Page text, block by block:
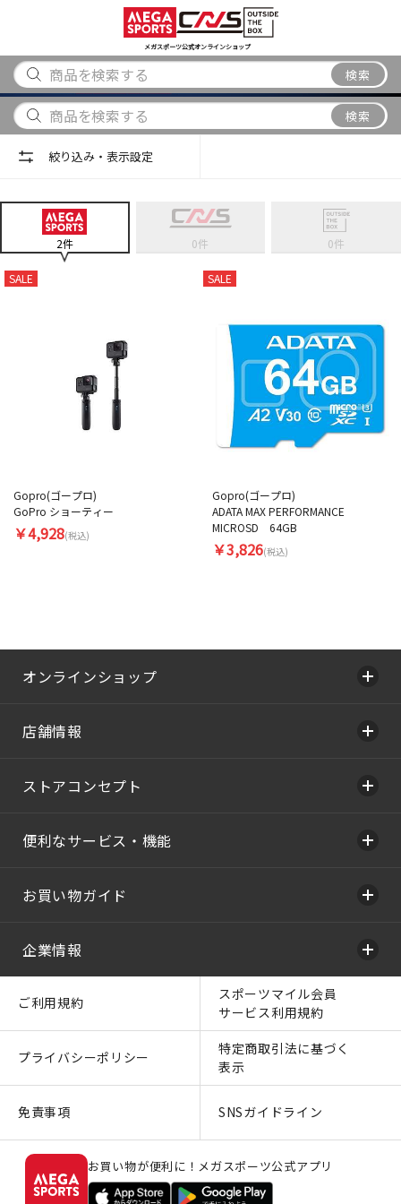
メガスポーツ公式オンラインショップ
検索
アウトドア
から探す
ブランド
から探す
検索
絞り込み・表示設定
2件 0件 0件
SALE
Gopro(ゴープロ)
GoPro ショーティー
￥4,928(税込)
SALE
Gopro(ゴープロ)
ADATA MAX PERFORMANCE
MICROSD 64GB
￥3,826(税込)
オンラインショップ
店舗情報
ストアコンセプト
便利なサービス・機能
お買い物ガイド
企業情報
ご利用規約
スポーツマイル会員
サービス利用規約
プライバシーポリシー
特定商取引法に基づく
表示
免責事項 SNSガイドライン
お買い物が便利に！メガスポーツ公式アプリ